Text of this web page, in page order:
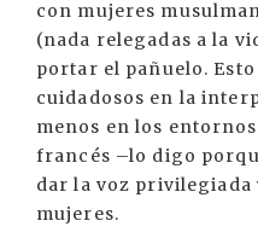
con mujeres
(nada relegadas a la
portar el pañuelo.
cuidadosos en la
menos en los
francés –lo digo
dar la voz privilegiada
mujeres.